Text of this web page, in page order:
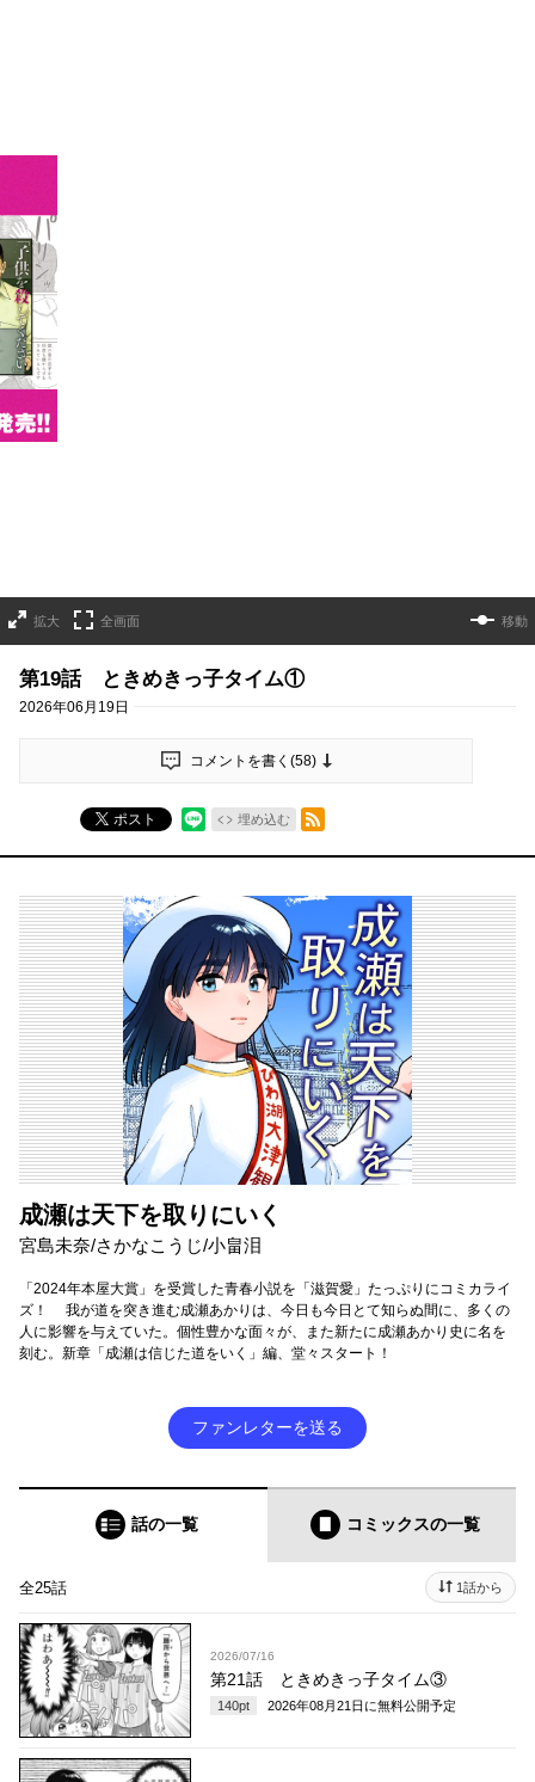
拡大 全画面 移動
第19話 ときめきっ子タイム①
2026年06月19日
コメントを書く(58)
ポスト 埋め込む
RSSフィード
成瀬は天下を取りにいく
宮島未奈/さかなこうじ/小畠泪
「2024年本屋大賞」を受賞した青春小説を「滋賀愛」たっぷりにコミカライ
ズ！ 我が道を突き進む成瀬あかりは、今日も今日とて知らぬ間に、多くの
人に影響を与えていた。個性豊かな面々が、また新たに成瀬あかり史に名を
刻む。新章「成瀬は信じた道をいく」編、堂々スタート！
ファンレターを送る
話の一覧 コミックスの一覧
全25話 1話から
2026/07/16
第21話 ときめきっ子タイム③
140pt 2026年08月21日 に無料公開予定